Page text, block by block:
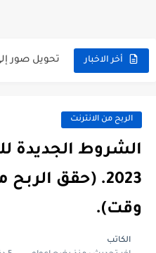
أخر الاخبار
الربح من الانترنت
الشروط الجديدة
2023. (حقق
وقت).
الكاتب